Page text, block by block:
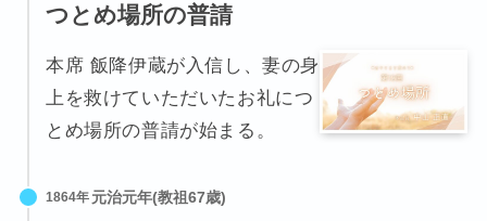
つとめ場所の普請
本席 飯降伊蔵が入信し、妻の身
上を救けていただいたお礼につ
とめ場所の普請が始まる。
1864年